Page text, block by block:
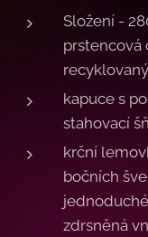
Složení -
prstencová
kapuce s
stahovací
krční
bočních
zdrsněná